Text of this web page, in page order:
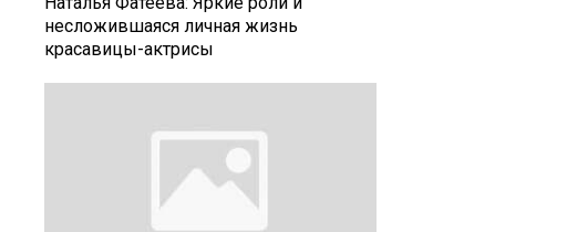
несложившаяся личная жизнь
красавицы-актрисы